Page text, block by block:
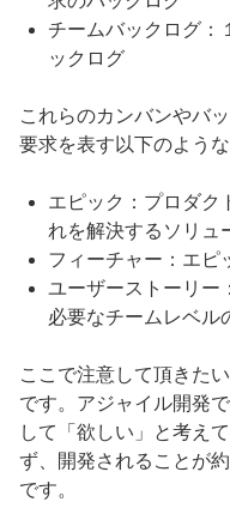
チームバックログ：
ックログ
これらのカンバンやバ
要求を表す以下のよう
エピック：プロダク
れを解決するソリュ
フィーチャー：エピ
ユーザーストーリー
必要なチームレベル
ここで注意して頂きた
です。アジャイル開発
して「欲しい」と考え
ず、開発されることが
です。